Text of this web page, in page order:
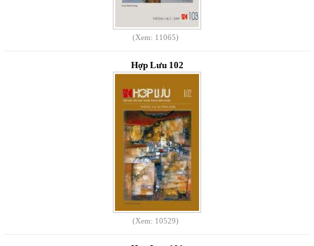
(Xem: 11065)
Hợp Lưu 102
(Xem: 10529)